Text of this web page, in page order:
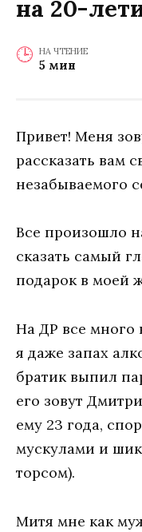
на 20-
НА ЧТЕНИЕ
5 мин
Привет! Меня
рассказать вам
незабываемого
Все произошло
сказать самый
подарок в моей
На ДР все много
я даже запах
братик выпил
его зовут
ему 23 года,
мускулами и
торсом).
Митя мне как